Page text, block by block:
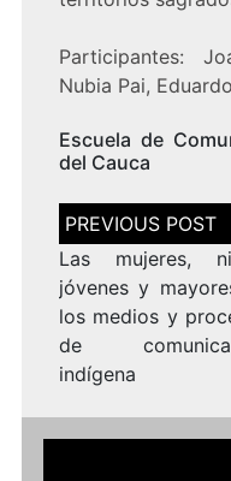
Participantes:
Nubia Pai, Eduardo
Escuela de
del Cauca
Navegación
de
entradas
Las mujeres,
jóvenes y
los medios y
de
indígena